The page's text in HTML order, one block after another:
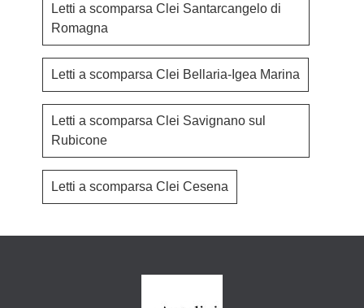
Letti a scomparsa Clei Santarcangelo di
Romagna
Letti a scomparsa Clei Bellaria-Igea Marina
Letti a scomparsa Clei Savignano sul
Rubicone
Letti a scomparsa Clei Cesena